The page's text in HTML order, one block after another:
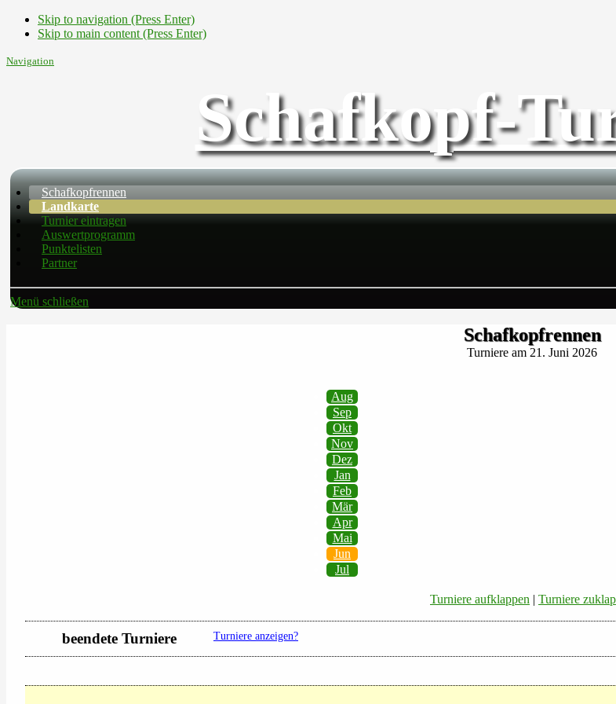
Skip to navigation (Press Enter)
Skip to main content (Press Enter)
Navigation
Schafkopf-
Schafkopfrennen
Landkarte
Turnier eintragen
Auswertprogramm
Punktelisten
Partner
Menü schließen
Schafkopfrennen
Turniere am 21. Juni 2026
Aug
Sep
Okt
Nov
Dez
Jan
Feb
Mär
Apr
Mai
Jun
Jul
Turniere aufklappen | Turniere
beendete Turniere Turniere anzeigen?